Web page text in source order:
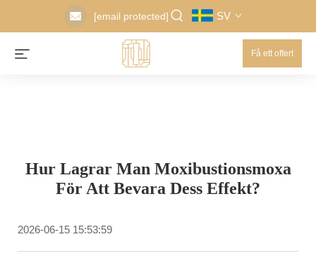
[email protected] SV
Få ett offert
Hur Lagrar Man Moxibustionsmoxa
För Att Bevara Dess Effekt?
2026-06-15 15:53:59